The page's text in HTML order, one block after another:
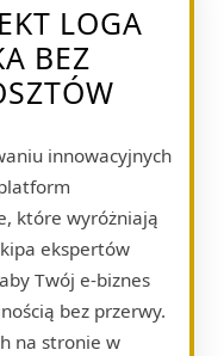
LOGA
BEZ
innowacyjnych
które wyróżniają
ekspertów
Twój e-biznes
bez przerwy.
na stronie w